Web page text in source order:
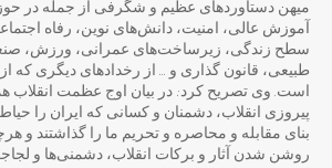
میهن دستاوردهای عظیم و شگرفی از جمله در
آموزش عالی، امنیت، دانش‌های نوین، رفاه
سطح زندگی، زیرساخت‌های عمرانی، ورزش،
طبیعی، قانون گذاری و … از رخدادهای دیگری که از
است. وی تصریح کرد: در بیان اوج عظمت انقلاب
پیروزی انقلاب، دشمنان و کسانی که ایران را
بنای مقابله و محاصره و تحریم ما را گذاشتند و
روشن شدن آثار و برکات انقلاب، دشمنی‌ها و